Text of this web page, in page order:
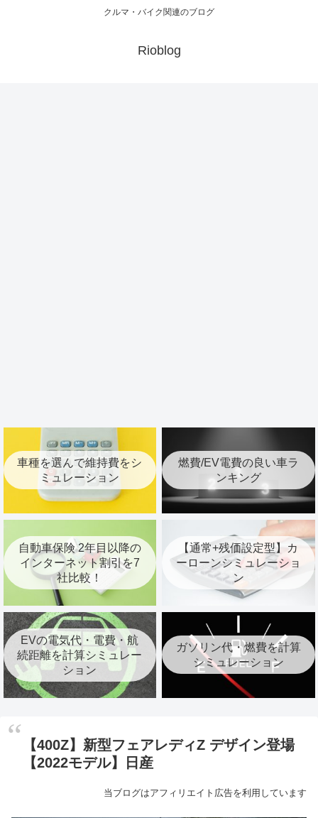
クルマ・バイク関連のブログ
Rioblog
車種を選んで維持費をシ
ミュレーション
燃費/EV電費の良い車ラ
ンキング
自動車保険 2年目以降の
インターネット割引を7
社比較！
【通常+残価設定型】カ
ーローンシミュレーショ
ン
EVの電気代・電費・航
続距離を計算シミュレー
ション
ガソリン代・燃費を計算
シミュレーション
【400Z】新型フェアレディZ デザイン登場
【2022モデル】日産
当ブログはアフィリエイト広告を利用しています